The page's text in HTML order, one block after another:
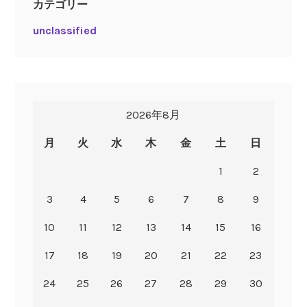
カテゴリー
unclassified
2026年8月
月 火 水 木 金 土 日
1 2
3 4 5 6 7 8 9
10 11 12 13 14 15 16
17 18 19 20 21 22 23
24 25 26 27 28 29 30